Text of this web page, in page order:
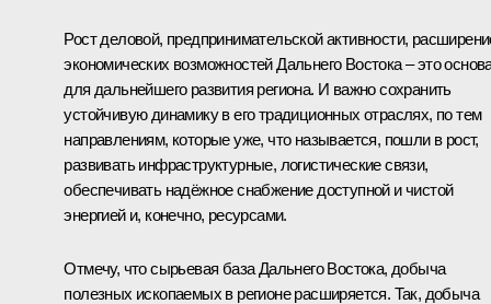
Рост деловой, предпринимательской активности,
экономических возможностей Дальнего Востока – это
для дальнейшего развития региона. И важно сохранить
устойчивую динамику в его традиционных отраслях, по тем
направлениям, которые уже, что называется, пошли в рост,
развивать инфраструктурные, логистические связи,
обеспечивать надёжное снабжение доступной и чистой
энергией и, конечно, ресурсами.
Отмечу, что сырьевая база Дальнего Востока, добыча
полезных ископаемых в регионе расширяется. Так, добыча